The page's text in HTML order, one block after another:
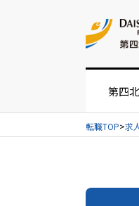
第四
お仕
転職TOP 求